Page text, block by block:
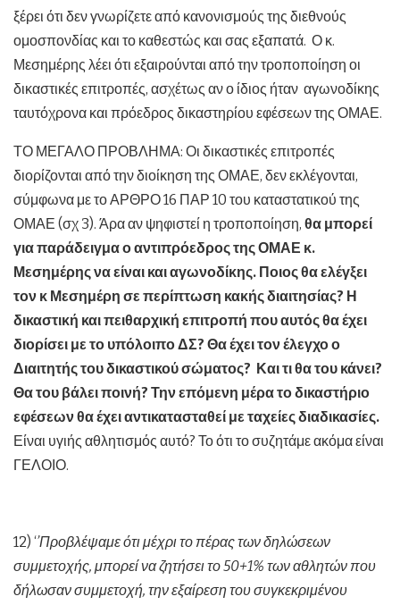
ξέρει ότι δεν γνωρίζετε από κανονισμούς της διεθνούς
ομοσπονδίας και το καθεστώς και σας εξαπατά. Ο κ.
Μεσημέρης λέει ότι εξαιρούνται από την τροποποίηση οι
δικαστικές επιτροπές, ασχέτως αν ο ίδιος ήταν αγωνοδίκης
ταυτόχρονα και πρόεδρος δικαστηρίου εφέσεων της ΟΜΑΕ.
ΤΟ ΜΕΓΑΛΟ ΠΡΟΒΛΗΜΑ: Οι δικαστικές επιτροπές
διορίζονται από την διοίκηση της ΟΜΑΕ, δεν εκλέγονται,
σύμφωνα με το ΑΡΘΡΟ 16 ΠΑΡ 10 του καταστατικού της
ΟΜΑΕ (σχ 3). Άρα αν ψηφιστεί η τροποποίηση, θα μπορεί
για παράδειγμα ο αντιπρόεδρος της ΟΜΑΕ κ.
Μεσημέρης να είναι και αγωνοδίκης. Ποιος θα ελέγξει
τον κ Μεσημέρη σε περίπτωση κακής διαιτησίας? Η
δικαστική και πειθαρχική επιτροπή που αυτός θα έχει
διορίσει με το υπόλοιπο ΔΣ? Θα έχει τον έλεγχο ο
Διαιτητής του δικαστικού σώματος? Και τι θα του κάνει?
Θα του βάλει ποινή? Την επόμενη μέρα το δικαστήριο
εφέσεων θα έχει αντικατασταθεί με ταχείες διαδικασίες.
Είναι υγιής αθλητισμός αυτό? Το ότι το συζητάμε ακόμα είναι
ΓΕΛΟΙΟ.
12) ‘’Προβλέψαμε ότι μέχρι το πέρας των δηλώσεων
συμμετοχής, μπορεί να ζητήσει το 50+1% των αθλητών που
δήλωσαν συμμετοχή, την εξαίρεση του συγκεκριμένου